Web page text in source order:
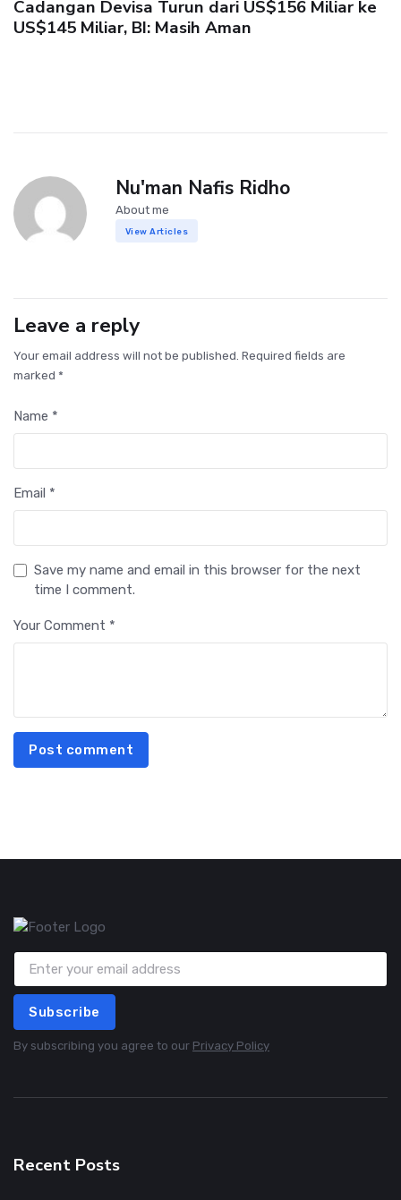
Cadangan Devisa Turun dari US$156 Miliar ke
US$145 Miliar, BI: Masih Aman
Nu'man Nafis Ridho
About me
View Articles
Leave a reply
Your email address will not be published. Required fields are
marked *
Name *
Email *
Save my name and email in this browser for the next
time I comment.
Your Comment *
Post comment
Subscribe
By subscribing you agree to our Privacy Policy
Recent Posts